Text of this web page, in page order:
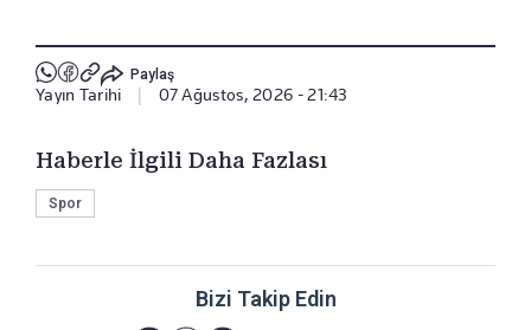
Paylaş
Yayın Tarihi 07 Ağustos, 2026 - 21:43
Haberle İlgili Daha Fazlası
Spor
Bizi Takip Edin